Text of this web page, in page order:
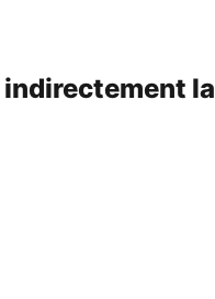
la